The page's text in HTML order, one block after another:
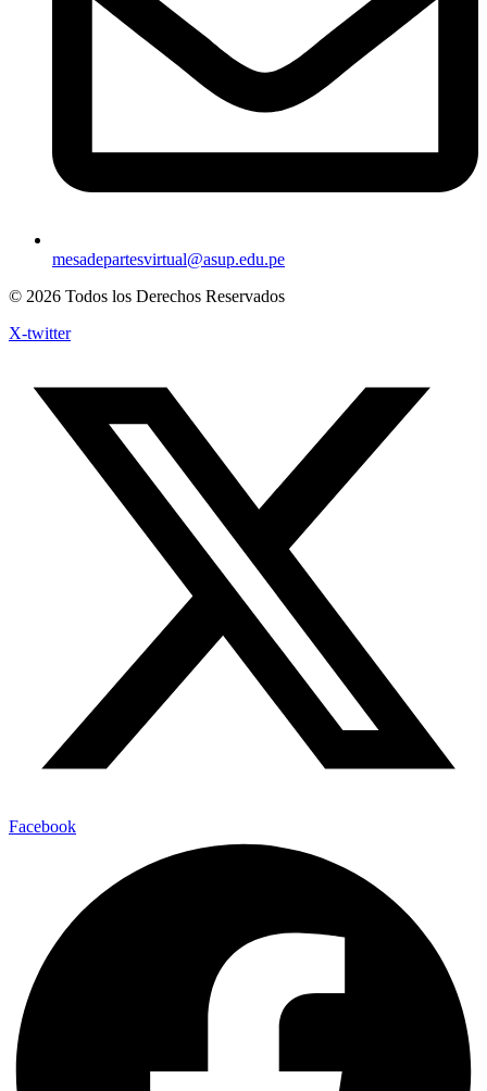
mesadepartesvirtual@asup.edu.pe
© 2026 Todos los Derechos Reservados
X-twitter
Facebook